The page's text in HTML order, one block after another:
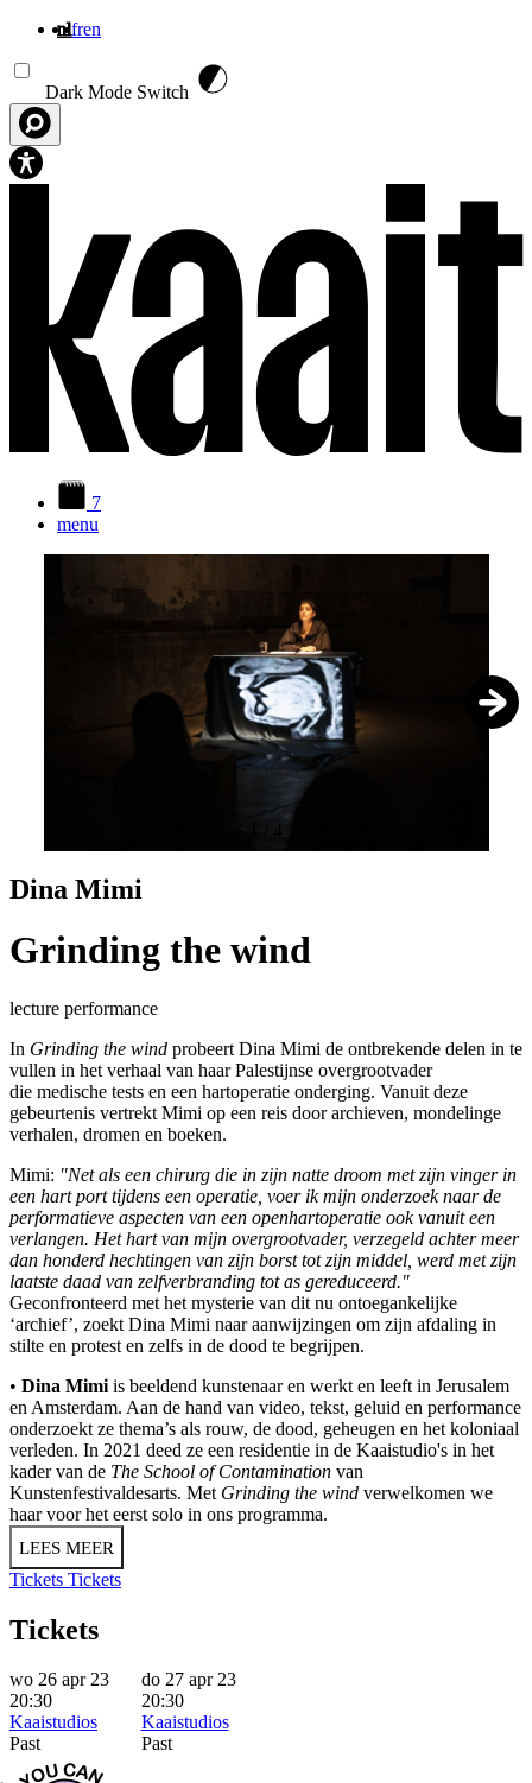
nlfren
Dark Mode Switch
7
menu
Dina Mimi
Grinding the wind
lecture performance
In Grinding the wind probeert Dina Mimi de ontbrekende delen in te
vullen in het verhaal van haar Palestijnse overgrootvader
die medische tests en een hartoperatie onderging. Vanuit deze
gebeurtenis vertrekt Mimi op een reis door archieven, mondelinge
verhalen, dromen en boeken.
Mimi: "Net als een chirurg die in zijn natte droom met zijn vinger in
een hart port tijdens een operatie, voer ik mijn onderzoek naar de
performatieve aspecten van een openhartoperatie ook vanuit een
verlangen. Het hart van mijn overgrootvader, verzegeld achter meer
dan honderd hechtingen van zijn borst tot zijn middel, werd met zijn
laatste daad van zelfverbranding tot as gereduceerd."
Geconfronteerd met het mysterie van dit nu ontoegankelijke
‘archief’, zoekt Dina Mimi naar aanwijzingen om zijn afdaling in
stilte en protest en zelfs in de dood te begrijpen.
• Dina Mimi is beeldend kunstenaar en werkt en leeft in Jerusalem
en Amsterdam. Aan de hand van video, tekst, geluid en performance
onderzoekt ze thema’s als rouw, de dood, geheugen en het koloniaal
verleden. In 2021 deed ze een residentie in de Kaaistudio's in het
kader van de The School of Contamination van
Kunstenfestivaldesarts. Met Grinding the wind verwelkomen we
haar voor het eerst solo in ons programma.
LEES MEER
Tickets Tickets
Tickets
wo 26 apr 23
20:30
Kaaistudios
Past
do 27 apr 23
20:30
Kaaistudios
Past